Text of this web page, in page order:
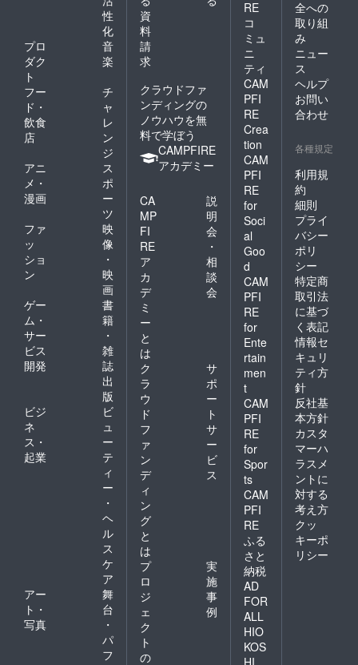
性
化
プロ
ダク
ト
音
楽
フー
ド・
飲食
店
チ
ャ
レ
ン
ジ
アニ
メ・
漫画
ス
ポ
ー
ツ
ファ
ッ
ショ
ン
映
像
・
映
画
ゲー
ム・
サー
ビス
開発
書
籍
・
雑
誌
出
版
ビジ
ネ
ス・
起業
ビ
ュ
ー
テ
ィ
ー
・
ヘ
ル
ス
ケ
ア
アー
ト・
写真
舞
台
・
パ
フ
資
料
請
求
クラウドファ
ンディングの
ノウハウを無
料で学ぼう
CAMPFIRE
アカデミー
CA
MP
FI
RE
ア
カ
デ
ミ
ー
と
は
説
明
会
・
相
談
会
ク
ラ
ウ
ド
フ
ァ
ン
デ
ィ
ン
グ
と
は
サ
ポ
ー
ト
サ
ー
ビ
ス
プ
ロ
ジ
ェ
ク
ト
の
実
施
事
例
RE
コ
ミュ
ニ
ティ
CAM
PFI
RE
Crea
tion
CAM
PFI
RE
for
Soci
al
Goo
d
CAM
PFI
RE
for
Ente
rtain
men
t
CAM
PFI
RE
for
Spor
ts
CAM
PFI
RE
ふる
さと
納税
AD
FOR
ALL
HIO
KOS
HI
全への
取り組
み
ニュー
ス
ヘルプ
お問い
合わせ
各種規定
利用規
約
細則
プライ
バシー
ポリ
シー
特定商
取引法
に基づ
く表記
情報セ
キュリ
ティ方
針
反社基
本方針
カスタ
マーハ
ラスメ
ントに
対する
考え方
クッ
キーポ
リシー